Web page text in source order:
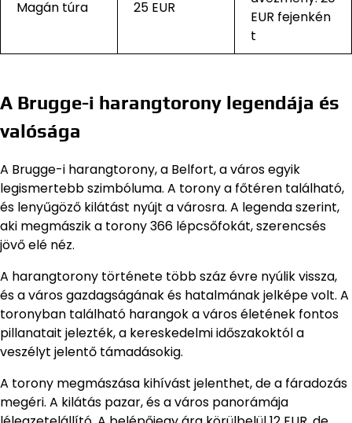
Magán túra 25 EUR
EUR fejenkén
t
A Brugge-i harangtorony legendája és
valósága
A Brugge-i harangtorony, a Belfort, a város egyik
legismertebb szimbóluma. A torony a főtéren található,
és lenyűgöző kilátást nyújt a városra. A legenda szerint,
aki megmászik a torony 366 lépcsőfokát, szerencsés
jövő elé néz.
A harangtorony története több száz évre nyúlik vissza,
és a város gazdagságának és hatalmának jelképe volt. A
toronyban található harangok a város életének fontos
pillanatait jelezték, a kereskedelmi időszakoktól a
veszélyt jelentő támadásokig.
A torony megmászása kihívást jelenthet, de a fáradozás
megéri. A kilátás pazar, és a város panorámája